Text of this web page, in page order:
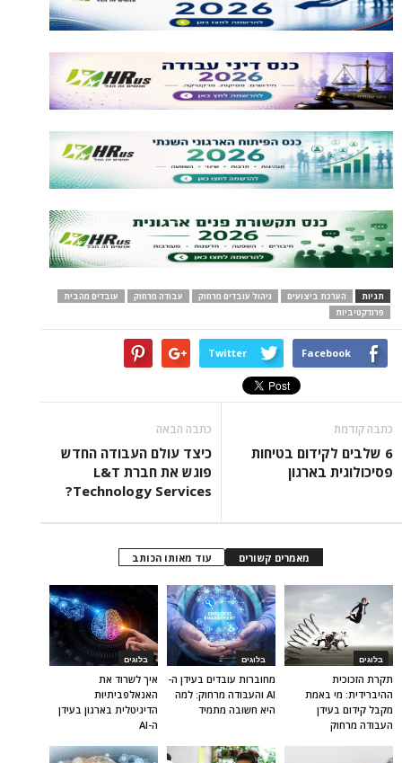
תגיות הערכת ביצועים ניהול עובדים מרחוק עבודה מרחוק
עובדים מהבית
פרודקטיביות
Facebook
Twitter
כתבה קודמת
6 שלבים לקידום בטיחות
פסיכולוגית בארגון
כתבה הבאה
כיצד עולם העבודה החדש
פוגש את חברת L&T
Technology Services?
מאמרים קשורים עוד מאותו הכותב
בלוגים
איך לשרוד את
האנאלפביתיוּת
הדיגיטלית בארגון בעידן
ה-AI
בלוגים
מחוברות עובדים בעידן ה-
AI והעבודה מרחוק: למה
היא חשובה מתמיד
בלוגים
תקרת הזכוכית
ההיברידית: מי באמת
מקבל קידום בעידן
העבודה מרחוק